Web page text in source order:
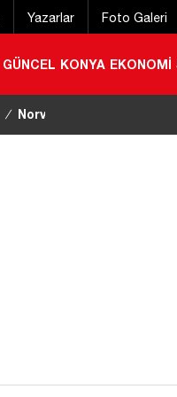
Yazarlar Foto Galeri
GÜNCEL KONYA EKONOMİ
/ Norveç’ten iznini